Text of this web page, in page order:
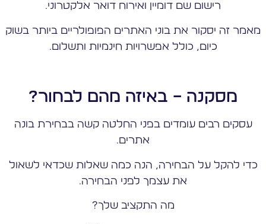
רישום שם דומיין ואירוח דואר אלקטרוני.
מאמר זה יסקור את בוני האתרים הפופולריים ביותר בשוק
כיום, כולל אפשרויות חינמיות ותשלום.
מסקנה – באיזה מהם לבחור?
עסקים רבים עומדים בפני החלטה קשה בבחירת בונה
אתרים.
כדי להקל על הבחירה, הנה כמה שאלות שכדאי לשאול
את עצמך לפני הבחירה.
מה התקציב שלך?